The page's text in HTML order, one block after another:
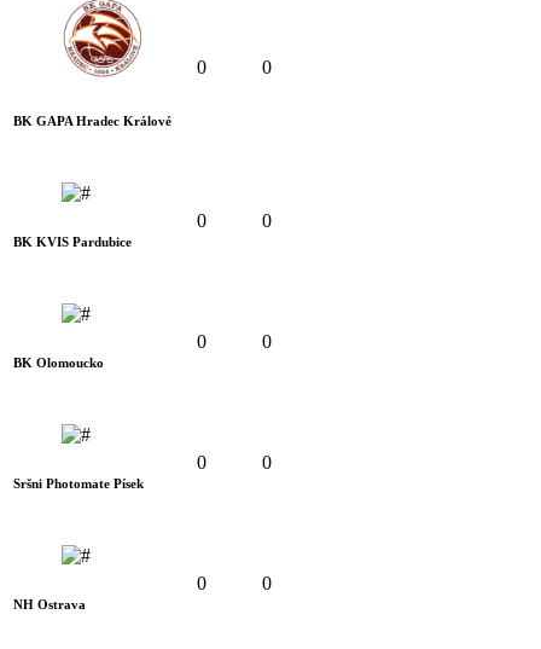
BK GAPA Hradec Králové
0 0
BK KVIS Pardubice
0 0
BK Olomoucko
0 0
Sršni Photomate Písek
0 0
NH Ostrava
0 0